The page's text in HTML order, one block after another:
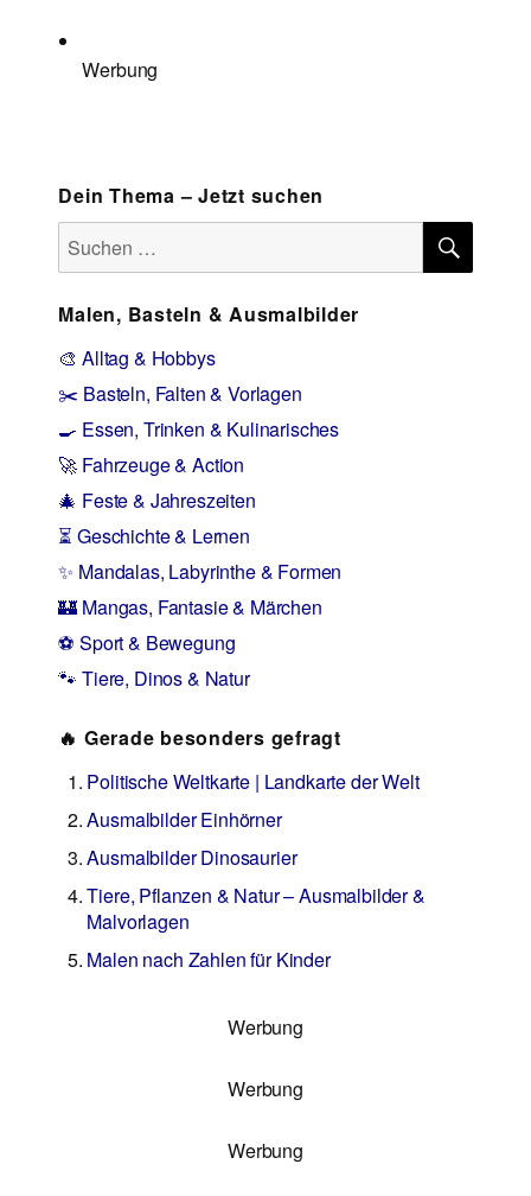
Werbung
Dein Thema – Jetzt suchen
Suchen
nach:
Malen, Basteln & Ausmalbilder
🎨 Alltag & Hobbys
✂️ Basteln, Falten & Vorlagen
🍳 Essen, Trinken & Kulinarisches
🚀 Fahrzeuge & Action
🎄 Feste & Jahreszeiten
⏳ Geschichte & Lernen
✨ Mandalas, Labyrinthe & Formen
🏰 Mangas, Fantasie & Märchen
⚽ Sport & Bewegung
🐾 Tiere, Dinos & Natur
🔥 Gerade besonders gefragt
Politische Weltkarte | Landkarte der Welt
Ausmalbilder Einhörner
Ausmalbilder Dinosaurier
Tiere, Pflanzen & Natur – Ausmalbilder &
Malvorlagen
Malen nach Zahlen für Kinder
Werbung
Werbung
Werbung